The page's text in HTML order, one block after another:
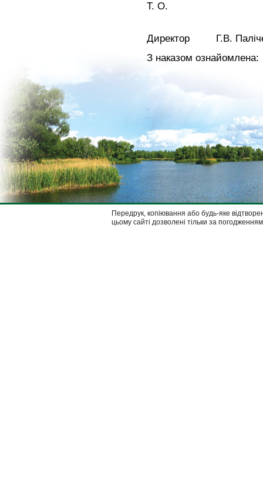
Т. О.
Директор Г.В.
З наказом
Передрук, копіювання або будь-яке
цьому сайті дозволені тільки за